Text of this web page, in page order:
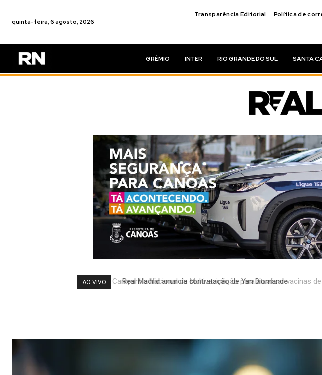
quinta-feira, 6 agosto, 2026
Transparência Editorial Política de
GRÊMIO INTER RIO GRANDE DO SUL SANTA
AO VIVO Real Madrid anuncia contratação de Yan Diomande